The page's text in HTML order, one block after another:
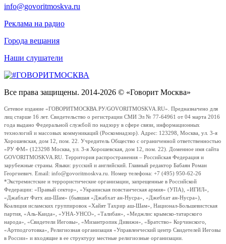
info@govoritmoskva.ru
Реклама на радио
Города вещания
Наши слушатели
Все права защищены. 2014-2026 © «Говорит Москва»
Сетевое издание «ГОВОРИТМОСКВА.РУ/GOVORITMOSKVA.RU». Предназначено для
лиц старше 16 лет. Свидетельство о регистрации СМИ Эл № 77-64961 от 04 марта 2016
года выдано Федеральной службой по надзору в сфере связи, информационных
технологий и массовых коммуникаций (Роскомнадзор). Адрес: 123298, Москва, ул. 3-я
Хорошевская, дом 12, пом. 22. Учредитель Общество с ограниченной ответственностью
«РУ ФМ» (123298 Москва, ул. 3-я Хорошевская, дом 12, пом. 22). Доменное имя сайта
GOVORITMOSKVA.RU. Территория распространения – Российская Федерация и
зарубежные страны. Языки: русский и английский. Главный редактор Бабаян Роман
Георгиевич. Email: info@govoritmoskva.ru. Номер телефона: +7 (495) 950-62-26
*Экстремистские и террористические организации, запрещенные в Российской
Федерации: «Правый сектор», «Украинская повстанческая армия» (УПА), «ИГИЛ»,
«Джабхат Фатх аш-Шам» (бывшая «Джабхат ан-Нусра», «Джебхат ан-Нусра»),
Коалиция исламских группировок «Хайят Тахрир аш-Шам», Национал-Большевистская
партия, «Аль-Каида», «УНА-УНСО», «Талибан», «Меджлис крымско-татарского
народа», «Свидетели Иеговы», «Мизантропик Дивижн», «Братство» Корчинского,
«Артподготовка», Религиозная организация «Управленческий центр Свидетелей Иеговы
в России» и входящие в ее структуру местные религиозные организации.